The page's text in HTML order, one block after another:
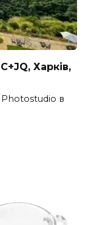
Харків,
Photostudio в